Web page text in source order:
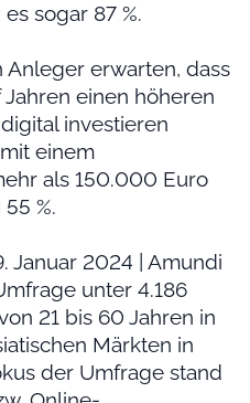
sogar 87 %.
Anleger erwarten, dass
einen höheren
investieren
einem
als 150.000 Euro
%.
Januar 2024 | Amundi
unter 4.186
21 bis 60 Jahren in
Märkten in
der Umfrage stand